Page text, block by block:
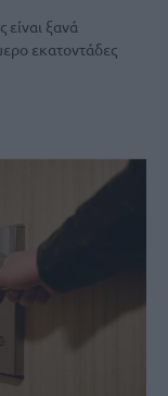
είναι ξανά
εκατοντάδες